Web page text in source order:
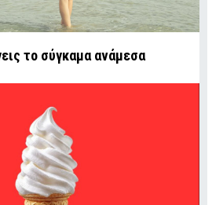
το σύγκαμα ανάμεσα